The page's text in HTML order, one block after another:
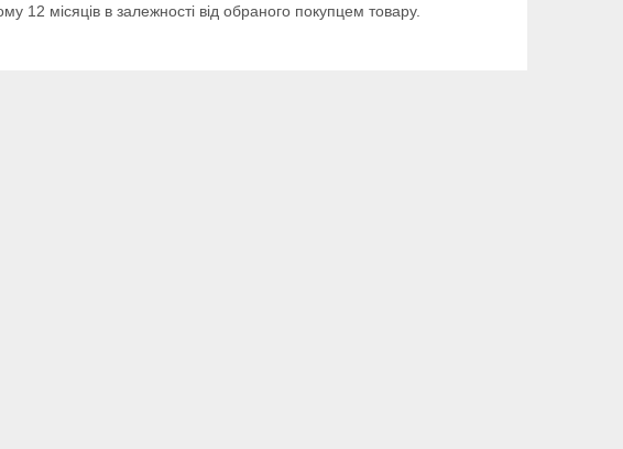
12 місяців в залежності від обраного покупцем товару.